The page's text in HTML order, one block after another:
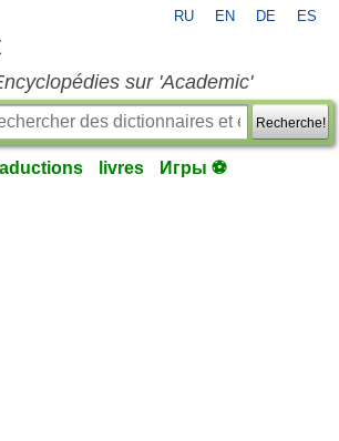
RU EN DE ES
sur 'Academic'
Recherche!
livres Игры ⚽